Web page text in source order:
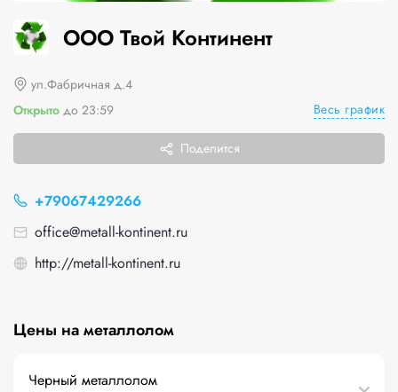
ООО Твой Континент
ул.Фабричная д.4
Открыто до 23:59 Весь график
Поделится
+79067429266
office@metall-kontinent.ru
http://metall-kontinent.ru
Цены на металлолом
Черный металлолом